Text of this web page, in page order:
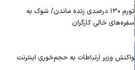
تورم ۱۳۰ درصدی زنده ماندن/ شوک به
سفره‌های خالی کارگران
واکنش وزیر ارتباطات به حجم‌خوری اینترنت